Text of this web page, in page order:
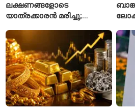
ലക്ഷണങ്ങളോടെ
യാത്രക്കാരൻ മരിച്ചു;
യാത്രക്കാരെ
നിരീക്ഷണത്തിൽ